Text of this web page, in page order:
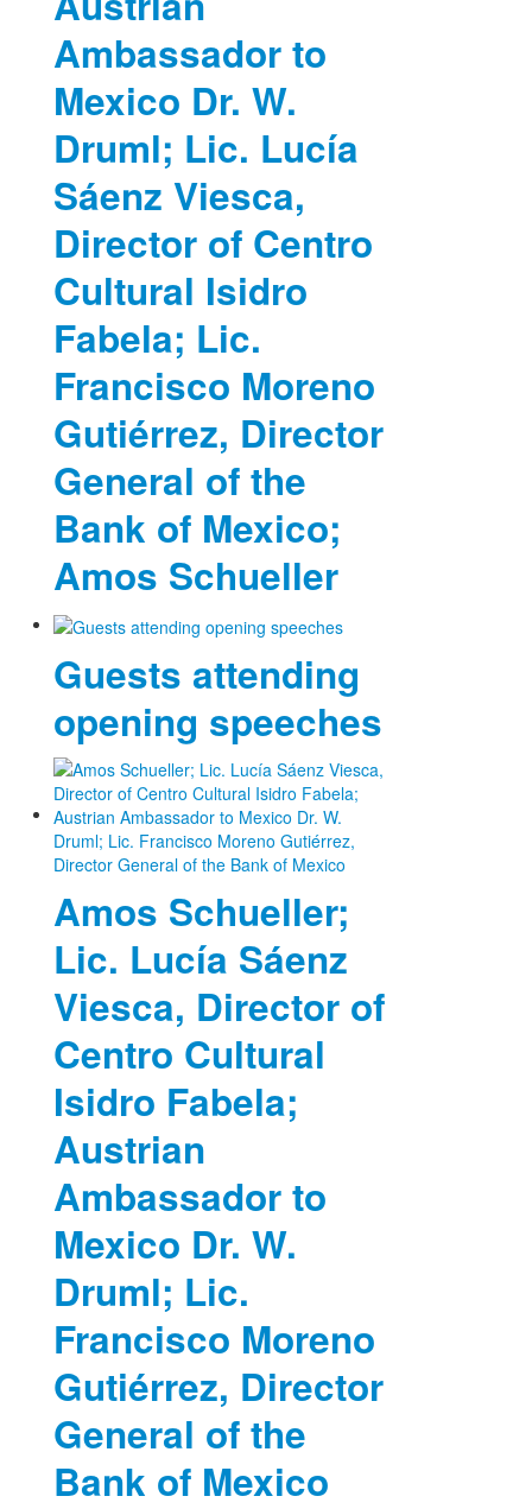
Ambassador to
Mexico Dr. W.
Druml; Lic. Lucía
Sáenz Viesca,
Director of Centro
Cultural Isidro
Fabela; Lic.
Francisco Moreno
Gutiérrez, Director
General of the
Bank of Mexico;
Amos Schueller
Guests attending
opening speeches
Amos Schueller;
Lic. Lucía Sáenz
Viesca, Director of
Centro Cultural
Isidro Fabela;
Austrian
Ambassador to
Mexico Dr. W.
Druml; Lic.
Francisco Moreno
Gutiérrez, Director
General of the
Bank of Mexico